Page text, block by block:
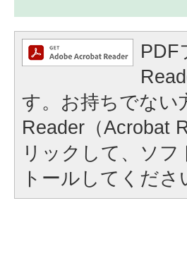
PDF
す。お持ちでない
Reader（Acrobat
リックして、ソ
トールしてくださ